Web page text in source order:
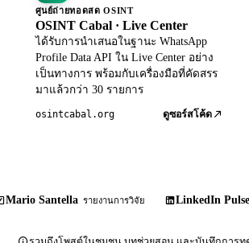
ศูนย์ถ่ายทอดสด OSINT
OSINT Cabal · Live Center
ได้รับการนำเสนอในฐานะ WhatsApp
Profile Data API ใน Live Center อย่าง
เป็นทางการ พร้อมกับเครื่องมือที่คัดสรร
มาแล้วกว่า 30 รายการ
osintcabal.org ดูซอร์สโค้ด
Mario Santella รายงานการวิจัย LinkedIn